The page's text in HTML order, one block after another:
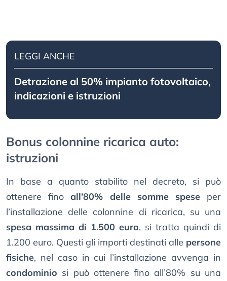
LEGGI ANCHE
Detrazione al 50% impianto fotovoltaico,
indicazioni e istruzioni
Bonus colonnine ricarica auto:
istruzioni
In base a quanto stabilito nel decreto, si può
ottenere finoall’80% delle somme speseper
l’installazione delle colonnine di ricarica, su una
spesa massima di 1.500 euro, si tratta quindi di
1.200 euro. Questi gli importi destinati alle persone
fisiche, nel caso in cui l’installazione avvenga in
condominio si può ottenere fino all’80% su una